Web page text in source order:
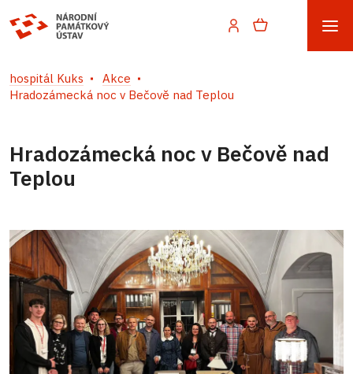
hospitál Kuks
Akce
Hradozámecká noc v Bečově nad Teplou
Hradozámecká noc v Bečově nad
Teplou